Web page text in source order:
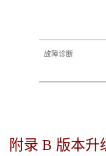
故障诊断
附录 B 版本升